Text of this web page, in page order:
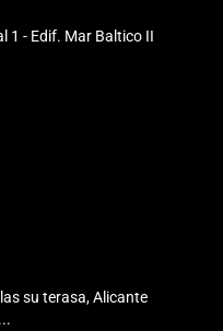
1 - Edif. Mar Baltico II
su terasa, Alicante